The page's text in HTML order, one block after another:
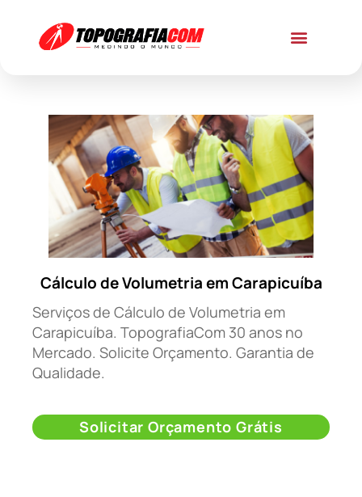
Cálculo de Volumetria em Carapicuíba
Serviços de Cálculo de Volumetria em
Carapicuíba. TopografiaCom 30 anos no
Mercado. Solicite Orçamento. Garantia de
Qualidade.
Solicitar Orçamento Grátis